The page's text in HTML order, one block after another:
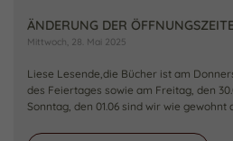
ÄNDERUNG DER
Mittwoch, 28. Mai 2025
Liese Lesende,die Bücher ist am
des Feiertages sowie am Freitag, den
Sonntag, den 01.06 sind wir wie gewohnt